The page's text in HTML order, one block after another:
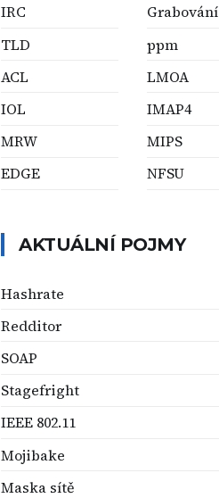
IRC
TLD
ACL
IOL
MRW
EDGE
Grabování
ppm
LMOA
IMAP4
MIPS
NFSU
AKTUÁLNÍ POJMY
Hashrate
Redditor
SOAP
Stagefright
IEEE 802.11
Mojibake
Maska sítě